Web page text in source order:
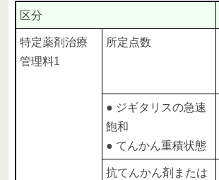
区分
特定薬剤治療
管理料1
所定点数
● ジギタリスの急速
飽和
● てんかん重積状態
抗てんかん剤または